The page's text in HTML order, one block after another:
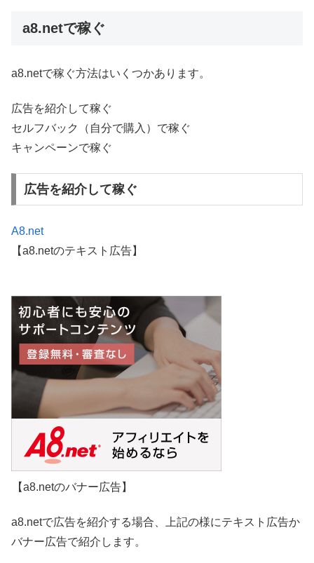
a8.netで稼ぐ
a8.netで稼ぐ方法はいくつかあります。
広告を紹介して稼ぐ
セルフバック（自分で購入）で稼ぐ
キャンペーンで稼ぐ
広告を紹介して稼ぐ
A8.net
【a8.netのテキスト広告】
【a8.netのバナー広告】
a8.netで広告を紹介する場合、上記の様にテキスト広告か
バナー広告で紹介します。